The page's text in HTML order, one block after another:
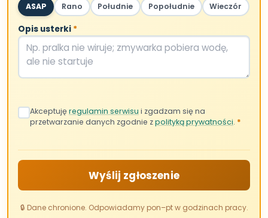
Sopot
Pruszcz Gdański
Koszalin
INNE REGIONY
Szczecin
Kielce
Toruń
Zielona Góra
ASAP Rano Południe Popołudnie Wieczór
Opis usterki *
Akceptujęregulamin serwisu i zgadzam się na
przetwarzanie danych zgodnie zpolityką prywatności. *
🔒 Dane chronione. Odpowiadamy pon–pt w godzinach pracy.
Wyślij zgłoszenie